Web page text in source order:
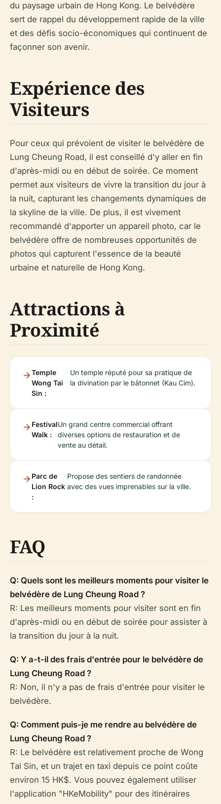
du paysage urbain de Hong Kong. Le belvédère
sert de rappel du développement rapide de la ville
et des défis socio-économiques qui continuent de
façonner son avenir.
Expérience des
Visiteurs
Pour ceux qui prévoient de visiter le belvédère de
Lung Cheung Road, il est conseillé d'y aller en fin
d'après-midi ou en début de soirée. Ce moment
permet aux visiteurs de vivre la transition du jour à
la nuit, capturant les changements dynamiques de
la skyline de la ville. De plus, il est vivement
recommandé d'apporter un appareil photo, car le
belvédère offre de nombreuses opportunités de
photos qui capturent l'essence de la beauté
urbaine et naturelle de Hong Kong.
Attractions à
Proximité
Temple
Wong Tai
Sin :
Un temple réputé pour sa pratique de
la divination par le bâtonnet (Kau Cim).
Festival
Walk :
Un grand centre commercial offrant
diverses options de restauration et de
vente au détail.
Parc de
Lion Rock
:
Propose des sentiers de randonnée
avec des vues imprenables sur la ville.
FAQ
Q: Quels sont les meilleurs moments pour visiter le
belvédère de Lung Cheung Road ?
R: Les meilleurs moments pour visiter sont en fin
d'après-midi ou en début de soirée pour assister à
la transition du jour à la nuit.
Q: Y a-t-il des frais d'entrée pour le belvédère de
Lung Cheung Road ?
R: Non, il n'y a pas de frais d'entrée pour visiter le
belvédère.
Q: Comment puis-je me rendre au belvédère de
Lung Cheung Road ?
R: Le belvédère est relativement proche de Wong
Tai Sin, et un trajet en taxi depuis ce point coûte
environ 15 HK$. Vous pouvez également utiliser
l'application "HKeMobility" pour des itinéraires